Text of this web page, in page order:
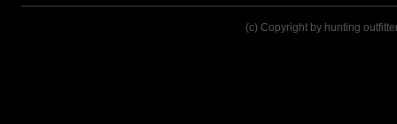
(c) Copyright by hunting